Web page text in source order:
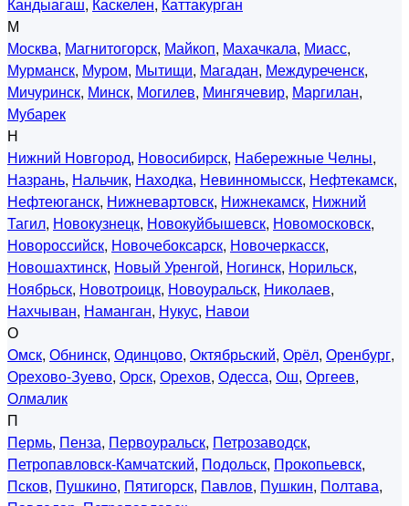
М
Москва, Магнитогорск, Майкоп, Махачкала, Миасс,
Мурманск, Муром, Мытищи, Магадан, Междуреченск,
Мичуринск, Минск, Могилев, Мингячевир, Маргилан,
Мубарек
Н
Нижний Новгород, Новосибирск, Набережные Челны,
Назрань, Нальчик, Находка, Невинномысск, Нефтекамск,
Нефтеюганск, Нижневартовск, Нижнекамск, Нижний
Тагил, Новокузнецк, Новокуйбышевск, Новомосковск,
Новороссийск, Новочебоксарск, Новочеркасск,
Новошахтинск, Новый Уренгой, Ногинск, Норильск,
Ноябрьск, Новотроицк, Новоуральск, Николаев,
Нахчыван, Наманган, Нукус, Навои
О
Омск, Обнинск, Одинцово, Октябрьский, Орёл, Оренбург,
Орехово-Зуево, Орск, Орехов, Одесса, Ош, Оргеев,
Олмалик
П
Пермь, Пенза, Первоуральск, Петрозаводск,
Петропавловск-Камчатский, Подольск, Прокопьевск,
Псков, Пушкино, Пятигорск, Павлов, Пушкин, Полтава,